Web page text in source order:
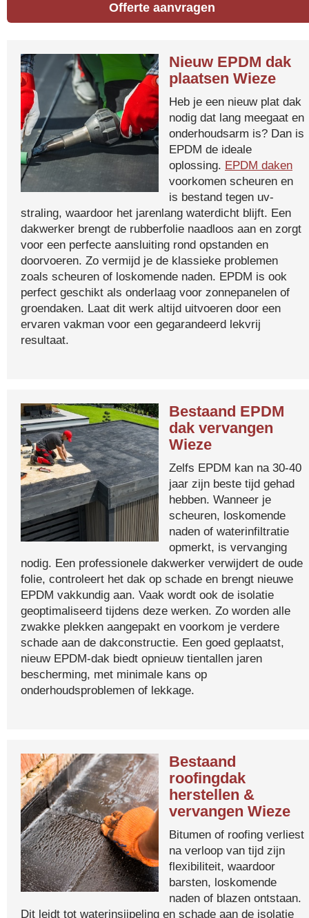
Offerte aanvragen
Nieuw EPDM dak
plaatsen Wieze
Heb je een nieuw plat dak
nodig dat lang meegaat en
onderhoudsarm is? Dan is
EPDM de ideale
oplossing. EPDM daken
voorkomen scheuren en
is bestand tegen uv-
straling, waardoor het jarenlang waterdicht blijft. Een
dakwerker brengt de rubberfolie naadloos aan en zorgt
voor een perfecte aansluiting rond opstanden en
doorvoeren. Zo vermijd je de klassieke problemen
zoals scheuren of loskomende naden. EPDM is ook
perfect geschikt als onderlaag voor zonnepanelen of
groendaken. Laat dit werk altijd uitvoeren door een
ervaren vakman voor een gegarandeerd lekvrij
resultaat.
Bestaand EPDM
dak vervangen
Wieze
Zelfs EPDM kan na 30-40
jaar zijn beste tijd gehad
hebben. Wanneer je
scheuren, loskomende
naden of waterinfiltratie
opmerkt, is vervanging
nodig. Een professionele dakwerker verwijdert de oude
folie, controleert het dak op schade en brengt nieuwe
EPDM vakkundig aan. Vaak wordt ook de isolatie
geoptimaliseerd tijdens deze werken. Zo worden alle
zwakke plekken aangepakt en voorkom je verdere
schade aan de dakconstructie. Een goed geplaatst,
nieuw EPDM-dak biedt opnieuw tientallen jaren
bescherming, met minimale kans op
onderhoudsproblemen of lekkage.
Bestaand
roofingdak
herstellen &
vervangen Wieze
Bitumen of roofing verliest
na verloop van tijd zijn
flexibiliteit, waardoor
barsten, loskomende
naden of blazen ontstaan.
Dit leidt tot waterinsijpeling en schade aan de isolatie